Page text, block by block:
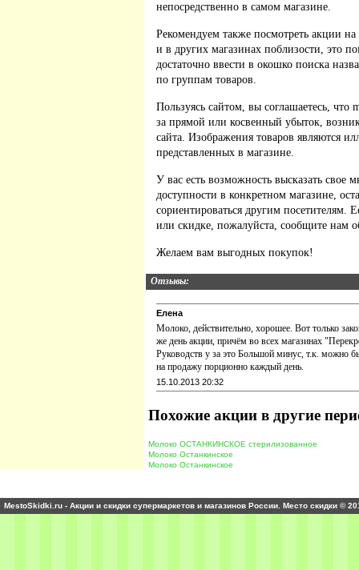
непосредственно в самом магазине.
Рекомендуем также посмотреть акции
и в других магазинах поблизости, это
достаточно ввести в окошко поиска
по группам товаров.
Пользуясь сайтом, вы соглашаетесь, что
за прямой или косвенный убыток,
сайта. Изображения товаров являются
представленных в магазине.
У вас есть возможность высказать свое
доступности в конкретном магазине,
сориентироваться другим
или скидке, пожалуйста, сообщите нам
Желаем вам выгодных покупок!
Отзывы:
Елена
Молоко, действительно, хорошее. Вот только
же день акции, причём во всех магазинах
Руководств у за это Большой минус, т.к. можно
на продажу порционно каждый день.
15.10.2013 20:32
Похожие акции в другие
Молоко ОСТАНКИНСКОЕ стерилизованное
Молоко Останкинское
Молоко Останкинское
MestoSkidki.ru - Акции и скидки супермаркетов и магазинов России. Место скидки ©